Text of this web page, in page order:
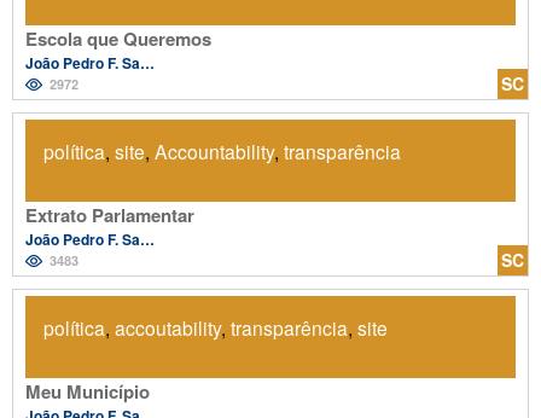
SC
Escola que Queremos
João Pedro F. Salvador
2972
SC
política, site, Accountability, transparência
Extrato Parlamentar
João Pedro F. Salvador
3483
política, accoutability, transparência, site
Meu Município